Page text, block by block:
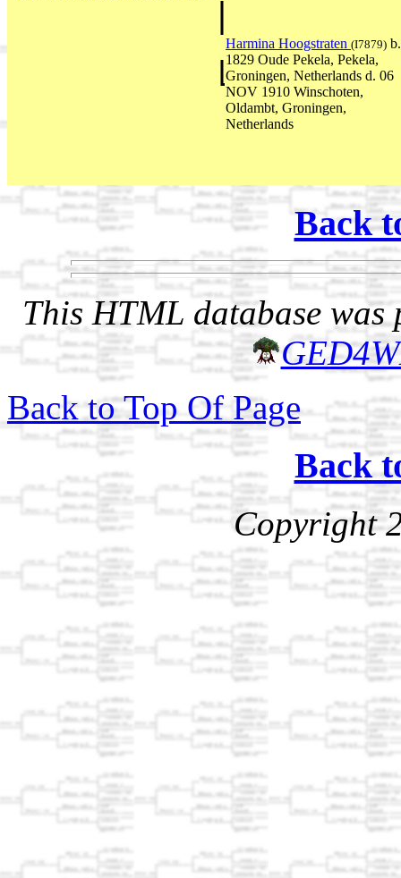
Harmina Hoogstraten (I7879) b.
1829 Oude Pekela, Pekela,
Groningen, Netherlands d. 06
NOV 1910 Winschoten,
Oldambt, Groningen,
Netherlands
Back
This HTML database was
Back to Top Of Page
Back
Copyright